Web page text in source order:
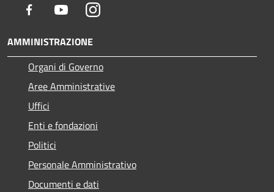
Facebook YoutubeInstagram
AMMINISTRAZIONE
Organi di Governo
Aree Amministrative
Uffici
Enti e fondazioni
Politici
Personale Amministrativo
Documenti e dati